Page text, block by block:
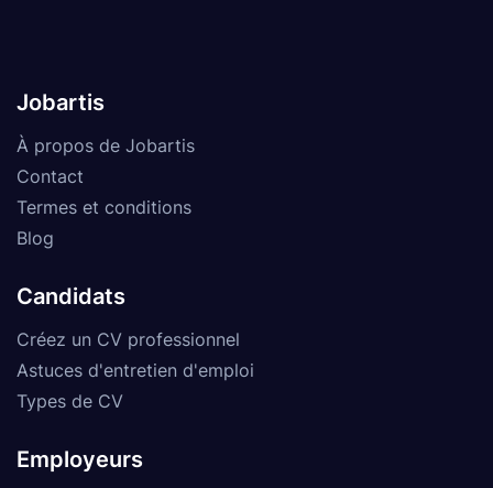
Jobartis
À propos de Jobartis
Contact
Termes et conditions
Blog
Candidats
Créez un CV professionnel
Astuces d'entretien d'emploi
Types de CV
Employeurs